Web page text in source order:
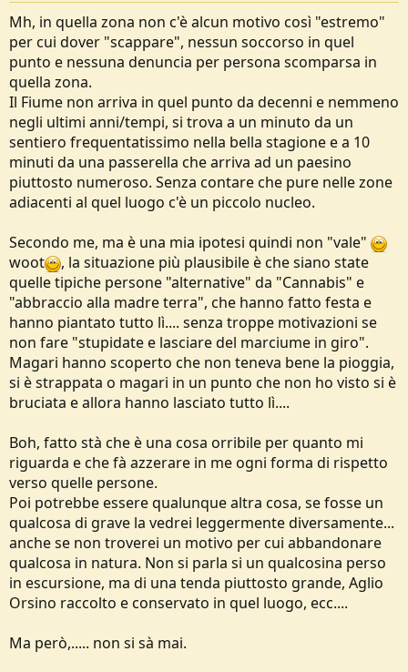
Mh, in quella zona non c'è alcun motivo così "estremo"
per cui dover "scappare", nessun soccorso in quel
punto e nessuna denuncia per persona scomparsa in
quella zona.
Il Fiume non arriva in quel punto da decenni e nemmeno
negli ultimi anni/tempi, si trova a un minuto da un
sentiero frequentatissimo nella bella stagione e a 10
minuti da una passerella che arriva ad un paesino
piuttosto numeroso. Senza contare che pure nelle zone
adiacenti al quel luogo c'è un piccolo nucleo.
Secondo me, ma è una mia ipotesi quindi non "vale"
woot
, la situazione più plausibile è che siano state
quelle tipiche persone "alternative" da "Cannabis" e
"abbraccio alla madre terra", che hanno fatto festa e
hanno piantato tutto lì.... senza troppe motivazioni se
non fare "stupidate e lasciare del marciume in giro".
Magari hanno scoperto che non teneva bene la pioggia,
si è strappata o magari in un punto che non ho visto si è
bruciata e allora hanno lasciato tutto lì....
Boh, fatto stà che è una cosa orribile per quanto mi
riguarda e che fà azzerare in me ogni forma di rispetto
verso quelle persone.
Poi potrebbe essere qualunque altra cosa, se fosse un
qualcosa di grave la vedrei leggermente diversamente...
anche se non troverei un motivo per cui abbandonare
qualcosa in natura. Non si parla si un qualcosina perso
in escursione, ma di una tenda piuttosto grande, Aglio
Orsino raccolto e conservato in quel luogo, ecc....
Ma però,..... non si sà mai.